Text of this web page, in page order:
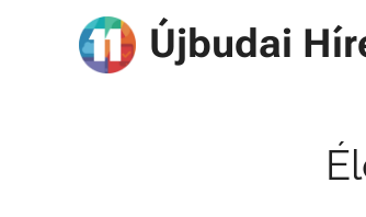
Újbudai